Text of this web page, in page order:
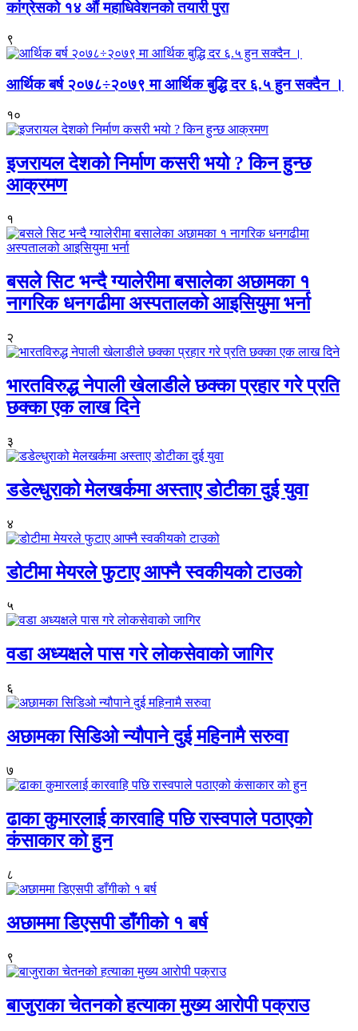
कांग्रेसको १४ औं महाधिवेशनको तयारी पुरा
९
आर्थिक बर्ष २०७८÷२०७९ मा आर्थिक बुद्धि दर ६.५ हुन सक्दैन ।
१०
इजरायल देशको निर्माण कसरी भयो ? किन हुन्छ
आक्रमण
१
बसले सिट भन्दै ग्यालेरीमा बसालेका अछामका १
नागरिक धनगढीमा अस्पतालको आइसियुमा भर्ना
२
भारतविरुद्ध नेपाली खेलाडीले छक्का प्रहार गरे प्रति
छक्का एक लाख दिने
३
डडेल्धुराको मेलखर्कमा अस्ताए डोटीका दुई युवा
४
डोटीमा मेयरले फुटाए आफ्नै स्वकीयको टाउको
५
वडा अध्यक्षले पास गरे लोकसेवाको जागिर
६
अछामका सिडिओ न्यौपाने दुई महिनामै सरुवा
७
ढाका कुमारलाई कारवाहि पछि रास्वपाले पठाएको
कंसाकार को हुन
८
अछाममा डिएसपी डाँगीको १ बर्ष
९
बाजुराका चेतनको हत्याका मुख्य आरोपी पक्राउ